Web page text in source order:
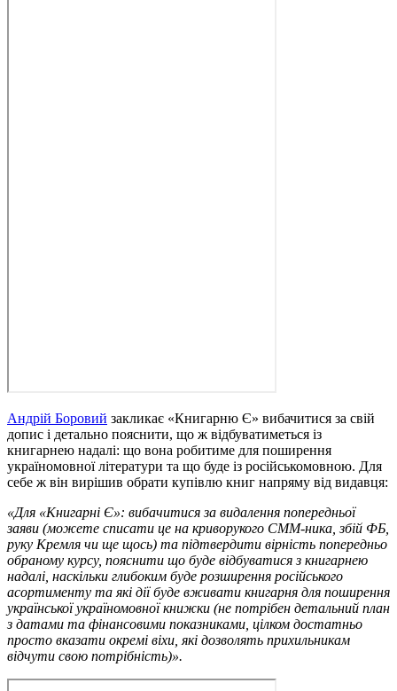
Андрій Боровий закликає «Книгарню Є» вибачитися за свій
допис і детально пояснити, що ж відбуватиметься із
книгарнею надалі: що вона робитиме для поширення
україномовної літератури та що буде із російськомовною. Для
себе ж він вирішив обрати купівлю книг напряму від видавця:
«Для «Книгарні Є»: вибачитися за видалення попередньої
заяви (можете списати це на криворукого СММ-ника, збій ФБ,
руку Кремля чи ще щось) та підтвердити вірність попередньо
обраному курсу, пояснити що буде відбуватися з книгарнею
надалі, наскільки глибоким буде розширення російського
асортименту та які дії буде вживати книгарня для поширення
української україномовної книжки (не потрібен детальний план
з датами та фінансовими показниками, цілком достатньо
просто вказати окремі віхи, які дозволять прихильникам
відчути свою потрібність)».